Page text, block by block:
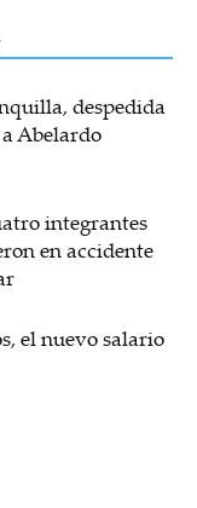
despedida
Abelardo
integrantes
en accidente
el nuevo salario